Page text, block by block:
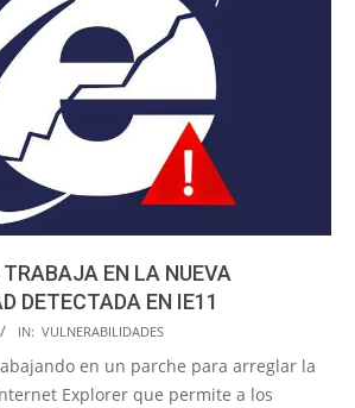
EN LA NUEVA
DETECTADA EN IE11
IN: VULNERABILIDADES
en un parche para arreglar la
Explorer que permite a los